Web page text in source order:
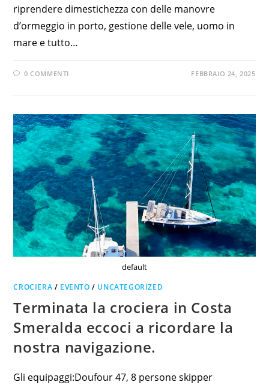
riprendere dimestichezza con delle manovre
d’ormeggio in porto, gestione delle vele, uomo in
mare e tutto…
0 COMMENTI FEBBRAIO 24, 2025
default
CROCIERA / EVENTO / UNCATEGORIZED
Terminata la crociera in Costa
Smeralda eccoci a ricordare la
nostra navigazione.
Gli equipaggi:Doufour 47, 8 persone skipper